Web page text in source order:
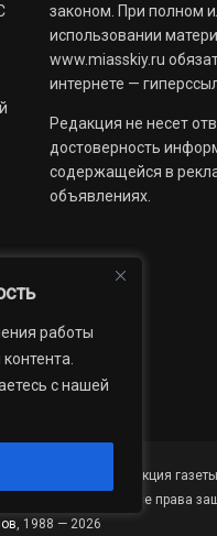
работы
с нашей
законом. При полном
использовании
www.miasskiy.ru
интернете —
Редакция не несет
достоверность
содержащейся в
объявлениях.
организация «Редакция
дом «Губерния». Все права
, 1988 — 2026